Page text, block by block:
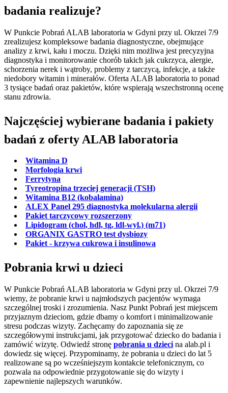
badania realizuje?
W Punkcie Pobrań ALAB laboratoria w Gdyni przy ul. Okrzei 7/9
zrealizujesz kompleksowe badania diagnostyczne, obejmujące
analizy z krwi, kału i moczu. Dzięki nim możliwa jest precyzyjna
diagnostyka i monitorowanie chorób takich jak cukrzyca, alergie,
schorzenia nerek i wątroby, problemy z tarczycą, infekcje, a także
niedobory witamin i minerałów. Oferta ALAB laboratoria to ponad
3 tysiące badań oraz pakietów, które wspierają wszechstronną ocenę
stanu zdrowia.
Najczęściej wybierane badania i pakiety
badań z oferty ALAB laboratoria
Witamina D
Morfologia krwi
Ferrytyna
Tyreotropina trzeciej generacji (TSH)
Witamina B12 (kobalamina)
ALEX Panel 295 diagnostyka molekularna alergii
Pakiet tarczycowy rozszerzony
Lipidogram (chol, hdl, tg, ldl-wyl.) (m71)
ORGANIX GASTRO test dysbiozy
Pakiet - krzywa cukrowa i insulinowa
Pobrania krwi u dzieci
W Punkcie Pobrań ALAB laboratoria w Gdyni przy ul. Okrzei 7/9
wiemy, że pobranie krwi u najmłodszych pacjentów wymaga
szczególnej troski i zrozumienia. Nasz Punkt Pobrań jest miejscem
przyjaznym dzieciom, gdzie dbamy o komfort i minimalizowanie
stresu podczas wizyty. Zachęcamy do zapoznania się ze
szczegółowymi instrukcjami, jak przygotować dziecko do badania i
zamówić wizytę. Odwiedź stronę pobrania u dzieci na alab.pl i
dowiedz się więcej. Przypominamy, że pobrania u dzieci do lat 5
realizowane są po wcześniejszym kontakcie telefonicznym, co
pozwala na odpowiednie przygotowanie się do wizyty i
zapewnienie najlepszych warunków.